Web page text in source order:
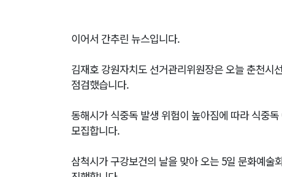
이어서 간추린 뉴스입니다.
김재호 강원자치도 선거관리위원장은 오늘 춘천시
점검했습니다.
동해시가 식중독 발생 위험이 높아짐에 따라 식중
모집합니다.
삼척시가 구강보건의 날을 맞아 오는 5일 문화예